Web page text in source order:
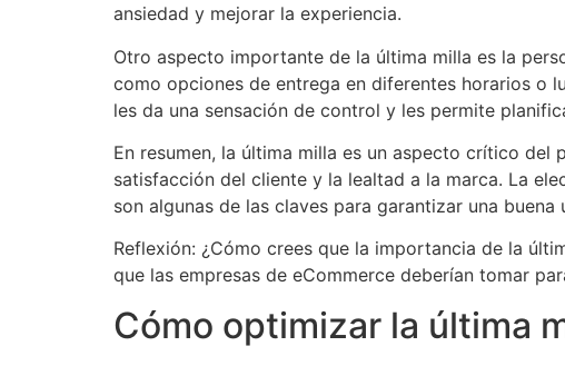
ansiedad y mejorar la experiencia.
Otro aspecto importante de la última milla es la
como opciones de entrega en diferentes horarios o
les da una sensación de control y les permite
En resumen, la última milla es un aspecto crítico
satisfacción del cliente y la lealtad a la marca. La
son algunas de las claves para garantizar una buena
Reflexión: ¿Cómo crees que la importancia de la
que las empresas de eCommerce deberían tomar
Cómo optimizar la última